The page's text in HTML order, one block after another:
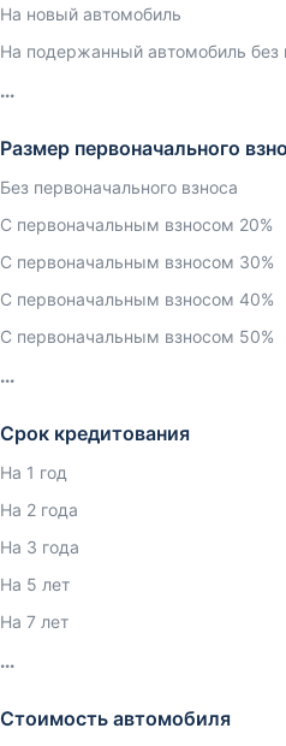
На новый автомобиль
На подержанный автомобиль без
Размер первоначального
Без первоначального взноса
С первоначальным взносом 20%
С первоначальным взносом 30%
С первоначальным взносом 40%
С первоначальным взносом 50%
Срок кредитования
На 1 год
На 2 года
На 3 года
На 5 лет
На 7 лет
Стоимость автомобиля